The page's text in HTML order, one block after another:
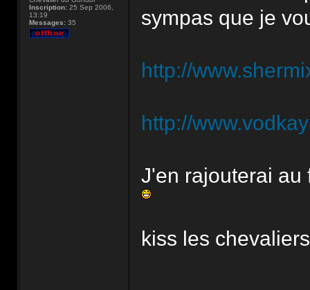
Inscription: 25 Sep 2006,
13:19
Messages: 35
sympas que je
http://
http://
J'en rajouterai au
kiss les